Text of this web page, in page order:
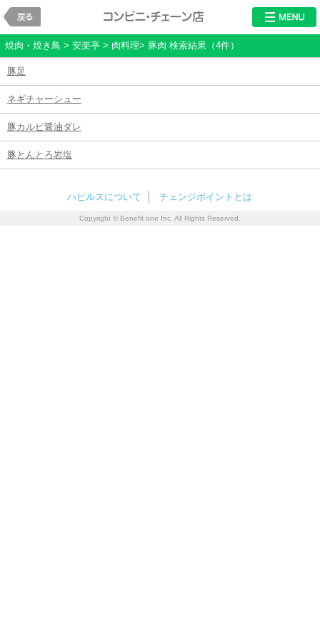
レストラン・チ
焼肉・焼き鳥 > 安楽亭 > 肉料理> 豚肉 検索結果（4件）
豚足
ネギチャーシュー
豚カルビ醤油ダレ
豚とんとろ岩塩
ハピルスについて チェンジポイントとは
Copyright © Benefit one Inc. All Rights Reserved.